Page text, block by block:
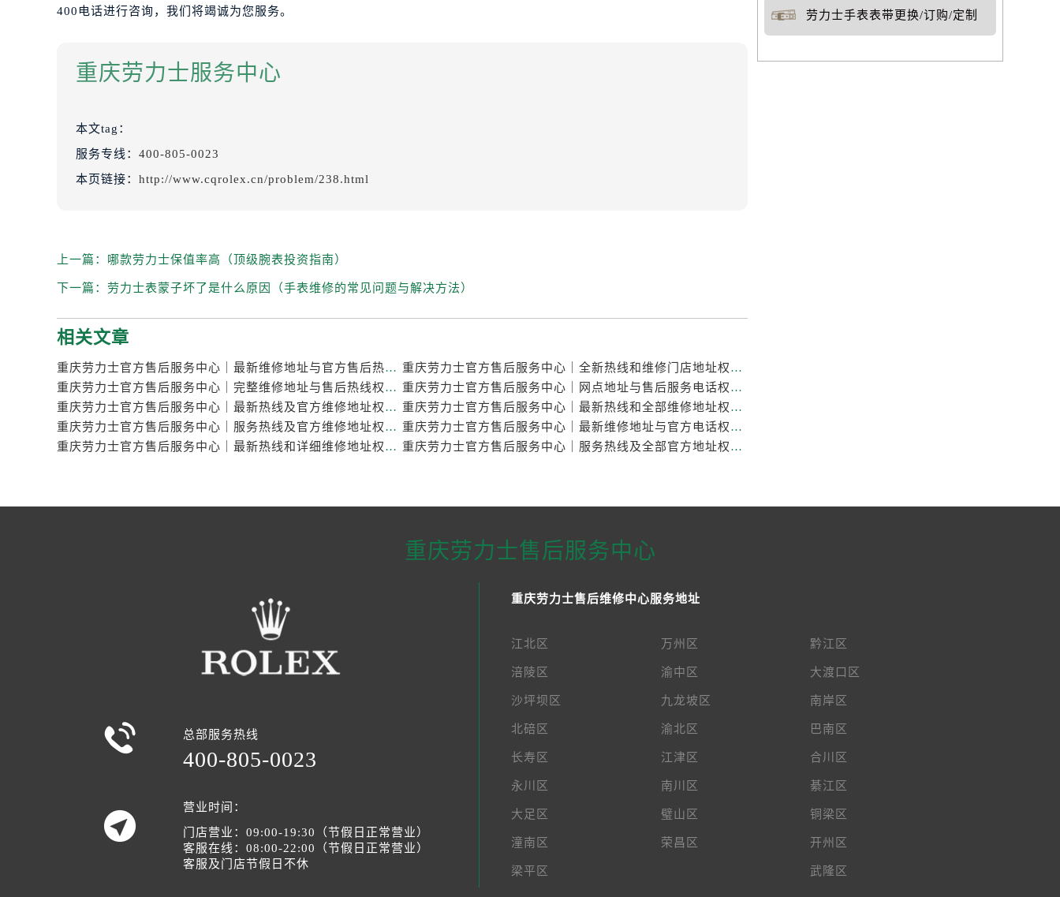
400电话进行咨询，我们将竭诚为您服务。
重庆劳力士服务中心
本文tag：
服务专线： 400-805-0023
本页链接： http://www.cqrolex.cn/problem/238.html
上一篇： 哪款劳力士保值率高（顶级腕表投资指南）
下一篇： 劳力士表蒙子坏了是什么原因（手表维修的常见问题与解决方法）
相关文章
重庆劳力士官方售后服务中心｜最新维修地址与官方售后热线权威信息公示（2026年7月最新）
重庆劳力士官方售后服务中心｜全新热线和维修门店地址权威信息公示（2026年7月最新）
重庆劳力士官方售后服务中心｜完整维修地址与售后热线权威信息公示（2026年7月最新）
重庆劳力士官方售后服务中心｜网点地址与售后服务电话权威信息公示（2026年7月最新）
重庆劳力士官方售后服务中心｜最新热线及官方维修地址权威信息公示（2026年7月最新）
重庆劳力士官方售后服务中心｜最新热线和全部维修地址权威信息公示（2026年7月最新）
重庆劳力士官方售后服务中心｜服务热线及官方维修地址权威信息公示（2026年7月最新）
重庆劳力士官方售后服务中心｜最新维修地址与官方电话权威信息公示（2026年7月最新）
重庆劳力士官方售后服务中心｜最新热线和详细维修地址权威信息公示（2026年7月最新）
重庆劳力士官方售后服务中心｜服务热线及全部官方地址权威信息公示（2026年7月最新）
劳力士手表表带更换/订购/定制
重庆劳力士售后服务中心
 总部服务热线
400-805-0023

营业时间：
门店营业：09:00-19:30（节假日正常营业）
客服在线：08:00-22:00（节假日正常营业）
客服及门店节假日不休
重庆劳力士售后维修中心服务地址
江北区 万州区 黔江区
涪陵区 渝中区 大渡口区
沙坪坝区 九龙坡区 南岸区
北碚区 渝北区 巴南区
长寿区 江津区 合川区
永川区 南川区 綦江区
大足区 璧山区 铜梁区
潼南区 荣昌区 开州区
梁平区 武隆区